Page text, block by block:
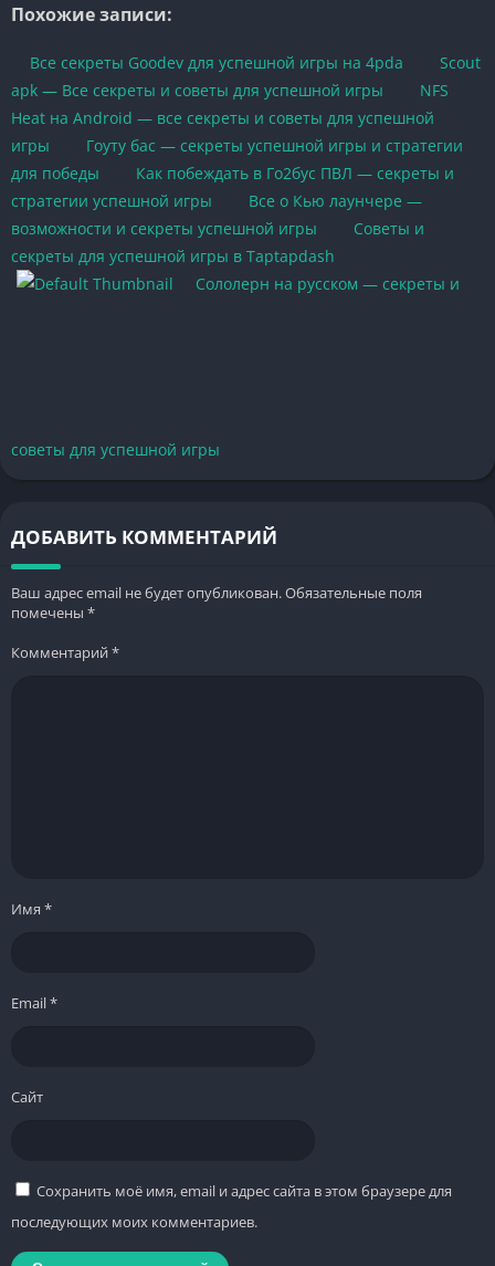
Похожие записи:
Все секреты Goodev для успешной игры на 4pda
Scout
apk — Все секреты и советы для успешной игры
NFS
Heat на Android — все секреты и советы для успешной
игры
Гоуту бас — секреты успешной игры и стратегии
для победы
Как побеждать в Го2бус ПВЛ — секреты и
стратегии успешной игры
Все о Кью лаунчере —
возможности и секреты успешной игры
Советы и
секреты для успешной игры в Taptapdash
Сололерн на русском — секреты и
советы для успешной игры
ДОБАВИТЬ КОММЕНТАРИЙ
Ваш адрес email не будет опубликован.Обязательные поля
помечены *
Комментарий*
Имя *
Email*
Сайт
Сохранить моё имя, email и адрес сайта в этом браузере для
последующих моих комментариев.